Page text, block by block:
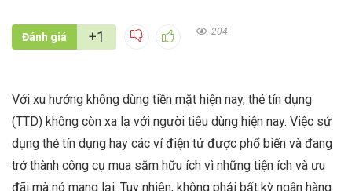
Đánh giá +1 204
Với xu hướng không dùng tiền mặt hiện nay, thẻ tín dụng
(TTD) không còn xa lạ với người tiêu dùng hiện nay. Việc sử
dụng thẻ tín dụng hay các ví điện tử được phổ biến và đang
trở thành công cụ mua sắm hữu ích vì những tiện ích và ưu
đãi mà nó mang lại. Tuy nhiên, không phải bất kỳ ngân hàng